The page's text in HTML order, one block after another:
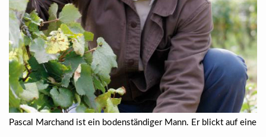
Pascal Marchand ist ein bodenständiger Mann. Er blickt auf eine